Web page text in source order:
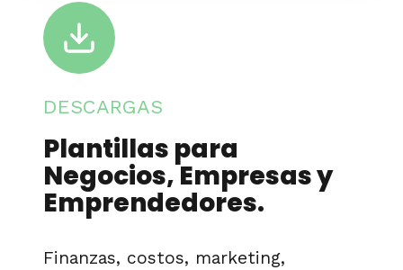
DESCARGAS
Plantillas para
Negocios, Empresas y
Emprendedores.
Finanzas, costos, marketing,